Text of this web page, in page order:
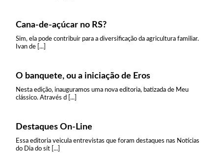
Cana-de-açúcar no RS?
Sim, ela pode contribuir para a diversificação da agricultura familiar.
Ivan de [...]
O banquete, ou a iniciação de Eros
Nesta edição, inauguramos uma nova editoria, batizada de Meu
clássico. Através d [...]
Destaques On-Line
Essa editoria veicula entrevistas que foram destaques nas Notícias
do Dia do sít [...]